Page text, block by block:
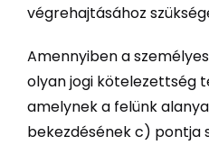
végrehajtásához
Amennyiben a
olyan jogi kötelezettség
amelynek a felünk
bekezdésének c) pontja